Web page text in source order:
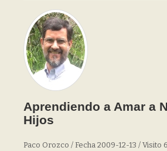
Aprendiendo a Amar a
Hijos
Paco Orozco / Fecha 2009-12-13 / Visito